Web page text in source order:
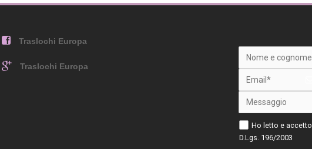
Traslochi Europa
Traslochi Europa
Ho letto e accetto
D.Lgs. 196/2003